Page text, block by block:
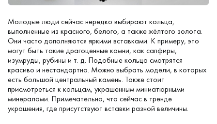
Молодые люди сейчас нередко выбирают кольца,
выполненные из красного, белого, а также жёлтого золота.
Они часто дополняются яркими вставками. К примеру, это
могут быть такие драгоценные камни, как сапфиры,
изумруды, рубины и т. д. Подобные кольца смотрятся
красиво и нестандартно. Можно выбрать модели, в которых
есть большой центральный камень. Также стоит
присмотреться к кольцам, украшенным миниатюрными
минералами. Примечательно, что сейчас в тренде
украшения, где присутствуют вставки разной величины.